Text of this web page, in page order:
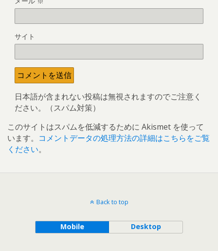
サイト
日本語が含まれない投稿は無視されますのでご注意く
ださい。（スパム対策）
このサイトはスパムを低減するために Akismet を使って
います。 コメントデータの処理方法の詳細はこちらをご覧
ください。
Back to top
Mobile Desktop